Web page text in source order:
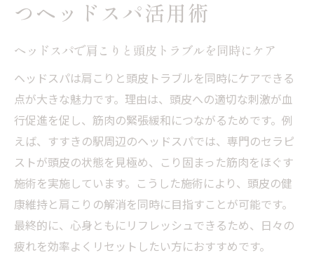
つヘッドスパ活用術
ヘッドスパで肩こりと頭皮トラブルを同時にケア
ヘッドスパは肩こりと頭皮トラブルを同時にケアできる
点が大きな魅力です。理由は、頭皮への適切な刺激が血
行促進を促し、筋肉の緊張緩和につながるためです。例
えば、すすきの駅周辺のヘッドスパでは、専門のセラピ
ストが頭皮の状態を見極め、こり固まった筋肉をほぐす
施術を実施しています。こうした施術により、頭皮の健
康維持と肩こりの解消を同時に目指すことが可能です。
最終的に、心身ともにリフレッシュできるため、日々の
疲れを効率よくリセットしたい方におすすめです。